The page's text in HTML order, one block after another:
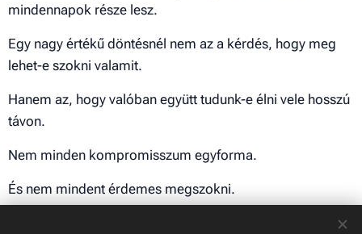
mindennapok része lesz.
Egy nagy értékű döntésnél nem az a kérdés, hogy meg
lehet-e szokni valamit.
Hanem az, hogy valóban együtt tudunk-e élni vele hosszú
távon.
Nem minden kompromisszum egyforma.
És nem mindent érdemes megszokni.